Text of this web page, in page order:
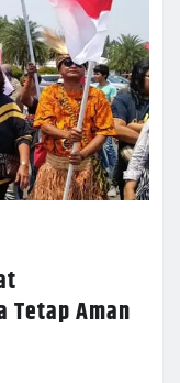
Tetap Aman